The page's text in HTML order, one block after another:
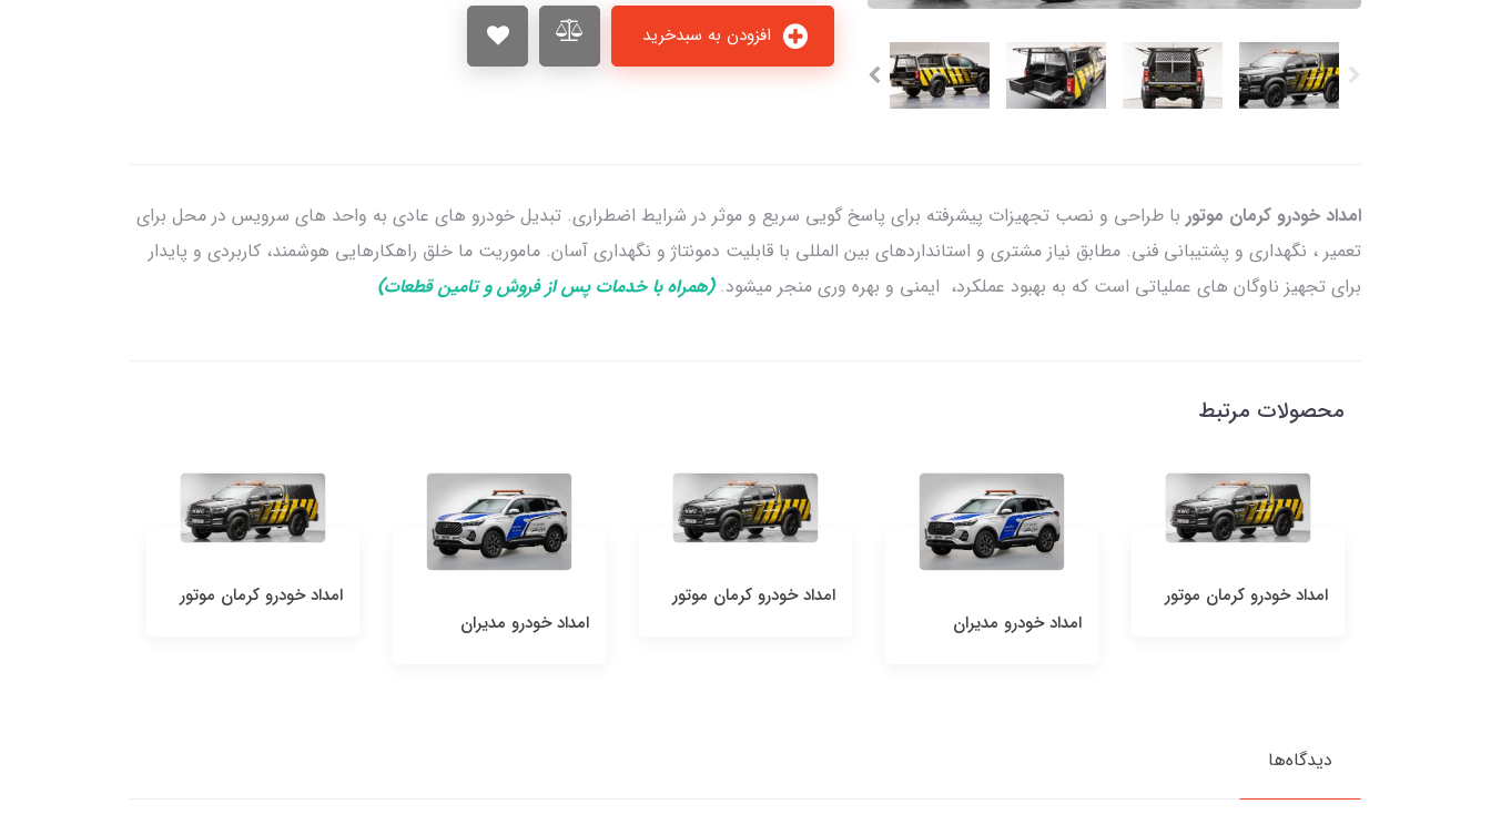
امداد خودرو کرمان موتور با طراحی و نصب تجهیزات پیشرفته برای پاسخ گویی سریع و موثر در شرایط اضطراری. تبدیل خودرو های عادی به واحد های سرویس در محل برای
تعمیر ، نگهداری و پشتیبانی فنی. مطابق نیاز مشتری و استانداردهای بین المللی با قابلیت دمونتاژ و نگهداری آسان. ماموریت ما خلق راهکارهایی هوشمند، کاربردی و پایدار
برای تجهیز ناوگان های عملیاتی است که به بهبود عملکرد، ایمنی و بهره وری منجر میشود. (همراه با خدمات پس از فروش و تامین قطعات)
محصولات مرتبط
امداد خودرو کرمان موتور
امداد خودرو مدیران
امداد خودرو کرمان موتور
امداد خودرو مدیران
امداد خودرو کرمان موتور
دیدگاه‌ها